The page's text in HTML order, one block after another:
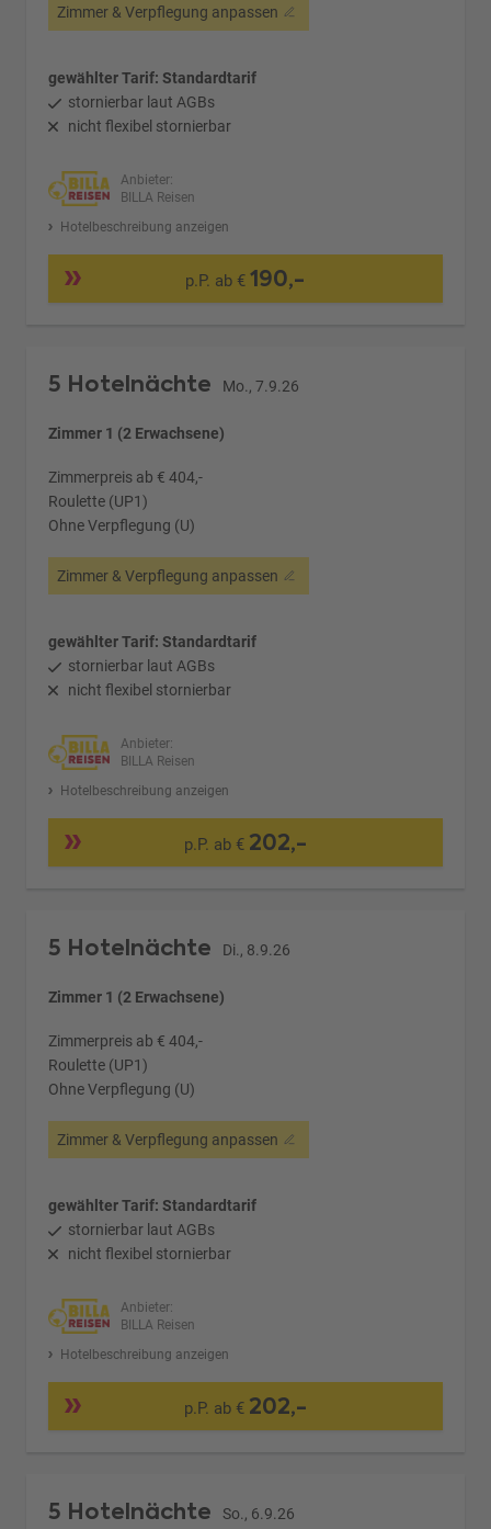
Zimmer & Verpflegung anpassen
gewählter Tarif: Standardtarif
stornierbar laut AGBs
nicht flexibel stornierbar
Anbieter:
BILLA Reisen
Hotelbeschreibung anzeigen
p.P. ab €190,-
5 Hotelnächte Mo., 7.9.26
Zimmer 1 (2 Erwachsene)
Zimmerpreis ab € 404,-
Roulette (UP1)
Ohne Verpflegung (U)
Zimmer & Verpflegung anpassen
gewählter Tarif: Standardtarif
stornierbar laut AGBs
nicht flexibel stornierbar
Anbieter:
BILLA Reisen
Hotelbeschreibung anzeigen
p.P. ab € 202,-
5 Hotelnächte Di., 8.9.26
Zimmer 1 (2 Erwachsene)
Zimmerpreis ab € 404,-
Roulette (UP1)
Ohne Verpflegung (U)
Zimmer & Verpflegung anpassen
gewählter Tarif: Standardtarif
stornierbar laut AGBs
nicht flexibel stornierbar
Anbieter:
BILLA Reisen
Hotelbeschreibung anzeigen
p.P. ab € 202,-
5 Hotelnächte So., 6.9.26